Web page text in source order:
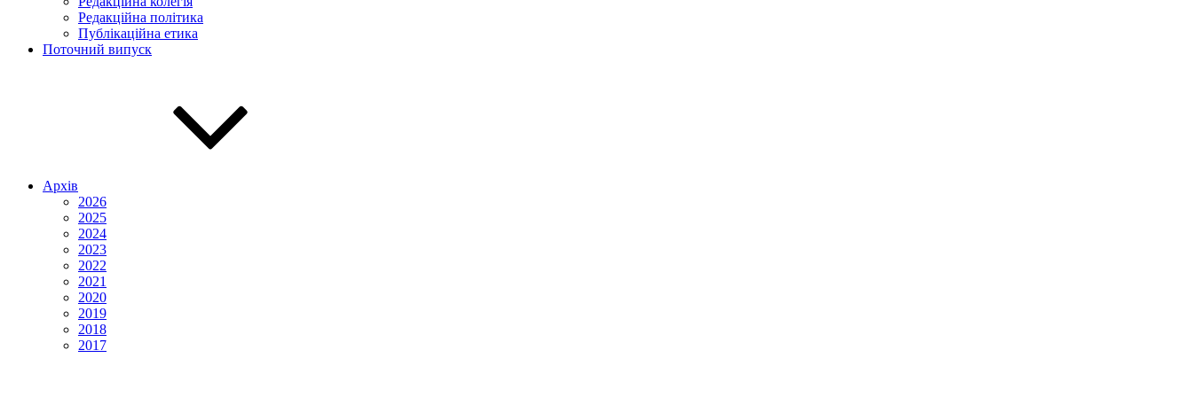
Редакційна політика
Публікаційна етика
Поточний випуск
Архів
2026
2025
2024
2023
2022
2021
2020
2019
2018
2017